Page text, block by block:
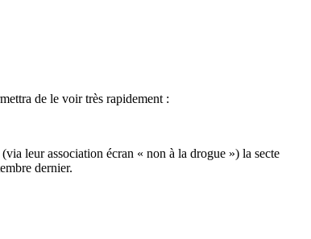
de le voir très rapidement :
(via leur association écran « non à la drogue ») la secte
dernier.